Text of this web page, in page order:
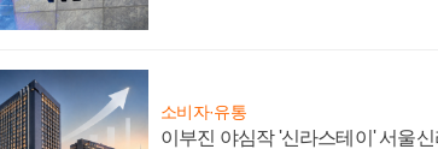
소비자·유통
이부진 야심작 '신라스테이' 서울